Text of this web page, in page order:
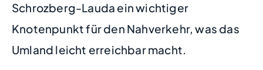
Schrozberg-Lauda ein wichtiger
Knotenpunkt für den Nahverkehr, was das
Umland leicht erreichbar macht.